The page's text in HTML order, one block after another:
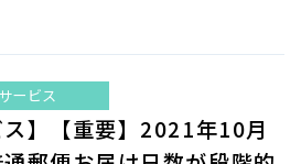
サービス
ス】【重要】2021年10月